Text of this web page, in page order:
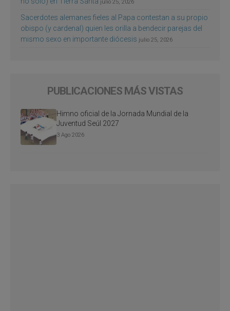
julio 25, 2026
Sacerdotes alemanes fieles al Papa contestan a su propio
obispo (y cardenal) quien les orilla a bendecir parejas del
mismo sexo en importante diócesis julio 25, 2026
PUBLICACIONES MÁS VISTAS
Himno oficial de la Jornada Mundial de la
Juventud Seúl 2027
3 Ago 2026